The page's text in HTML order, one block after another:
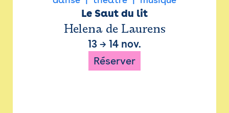
Le Saut du lit
Helena de Laurens
13 → 14 nov.
Réserver